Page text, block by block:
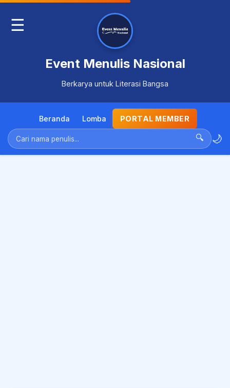
☰
Event Menulis Nasional
Berkarya untuk Literasi Bangsa
Beranda Lomba PORTAL MEMBER
🔍 🌙